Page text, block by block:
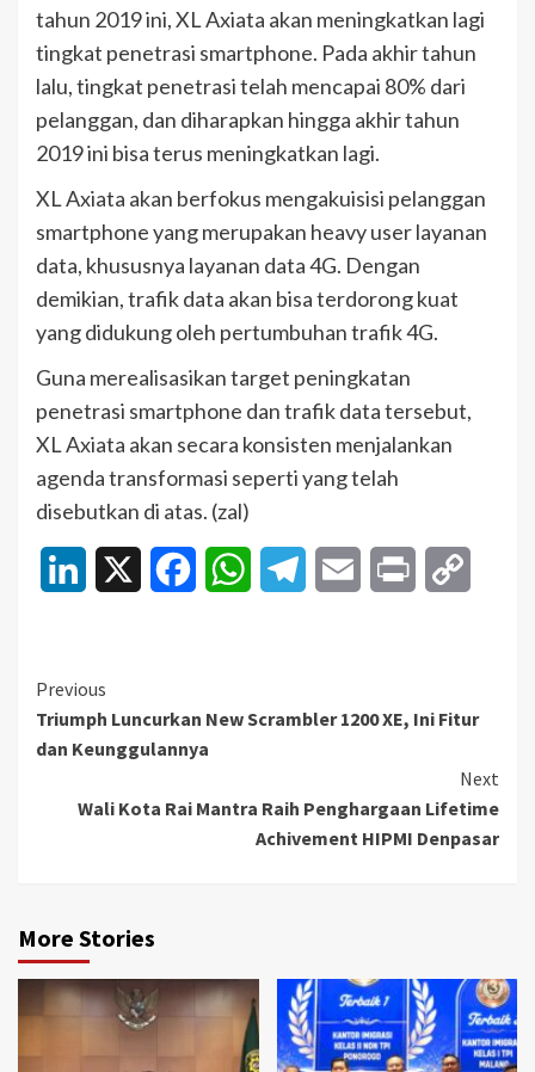
tahun 2019 ini, XL Axiata akan meningkatkan lagi
tingkat penetrasi smartphone. Pada akhir tahun
lalu, tingkat penetrasi telah mencapai 80% dari
pelanggan, dan diharapkan hingga akhir tahun
2019 ini bisa terus meningkatkan lagi.
XL Axiata akan berfokus mengakuisisi pelanggan
smartphone yang merupakan heavy user layanan
data, khususnya layanan data 4G. Dengan
demikian, trafik data akan bisa terdorong kuat
yang didukung oleh pertumbuhan trafik 4G.
Guna merealisasikan target peningkatan
penetrasi smartphone dan trafik data tersebut,
XL Axiata akan secara konsisten menjalankan
agenda transformasi seperti yang telah
disebutkan di atas. (zal)
LinkedIn FacebookWhatsAppTelegramEmail Print
Continue
Reading
Previous
Triumph Luncurkan New Scrambler 1200 XE, Ini Fitur
dan Keunggulannya
Next
Wali Kota Rai Mantra Raih Penghargaan Lifetime
Achivement HIPMI Denpasar
More Stories